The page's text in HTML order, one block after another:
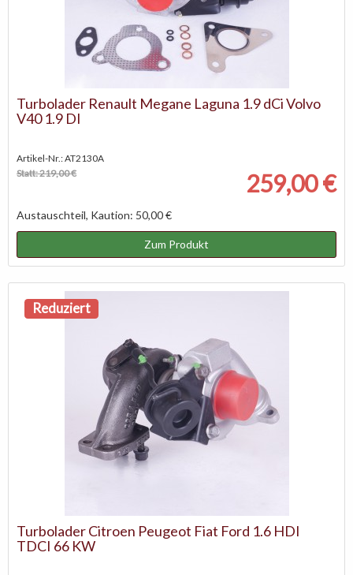
Turbolader Renault Megane Laguna 1.9 dCi Volvo
V40 1.9 DI
Artikel-Nr.: AT2130A
Statt: 219,00 €
259,00 €
Austauschteil, Kaution: 50,00 €
Zum Produkt
Reduziert
Turbolader Citroen Peugeot Fiat Ford 1.6 HDI
TDCI 66 KW